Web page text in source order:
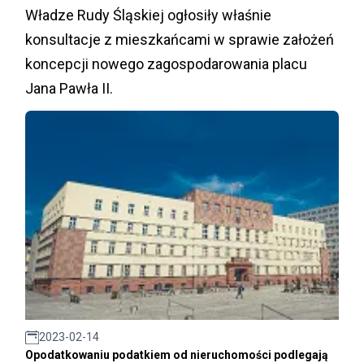
Władze Rudy Śląskiej ogłosiły właśnie
konsultacje z mieszkańcami w sprawie założeń
koncepcji nowego zagospodarowania placu
Jana Pawła II.
2023-02-14
Opodatkowaniu podatkiem od nieruchomości podlegają